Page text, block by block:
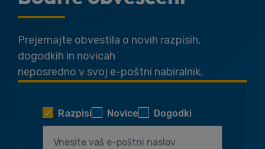
Prejemajte obvestila o novih razpisih,
dogodkih in novicah
neposredno v svoj e-poštni nabiralnik.
Razpisi Novice Dogodki